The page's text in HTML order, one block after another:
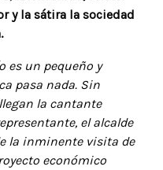
y la sátira la sociedad
es un pequeño y
pasa nada. Sin
la cantante
el alcalde
la inminente visita de
económico